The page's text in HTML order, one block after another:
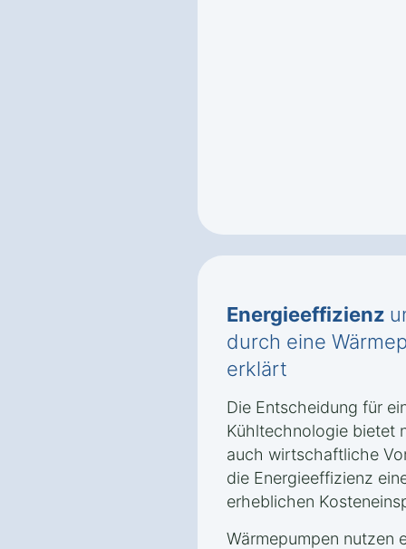
Energieeffizienz
durch eine
erklärt
Die Entscheidung für
Kühltechnologie bietet
auch wirtschaftliche
die Energieeffizienz
erheblichen
Wärmepumpen nutzen